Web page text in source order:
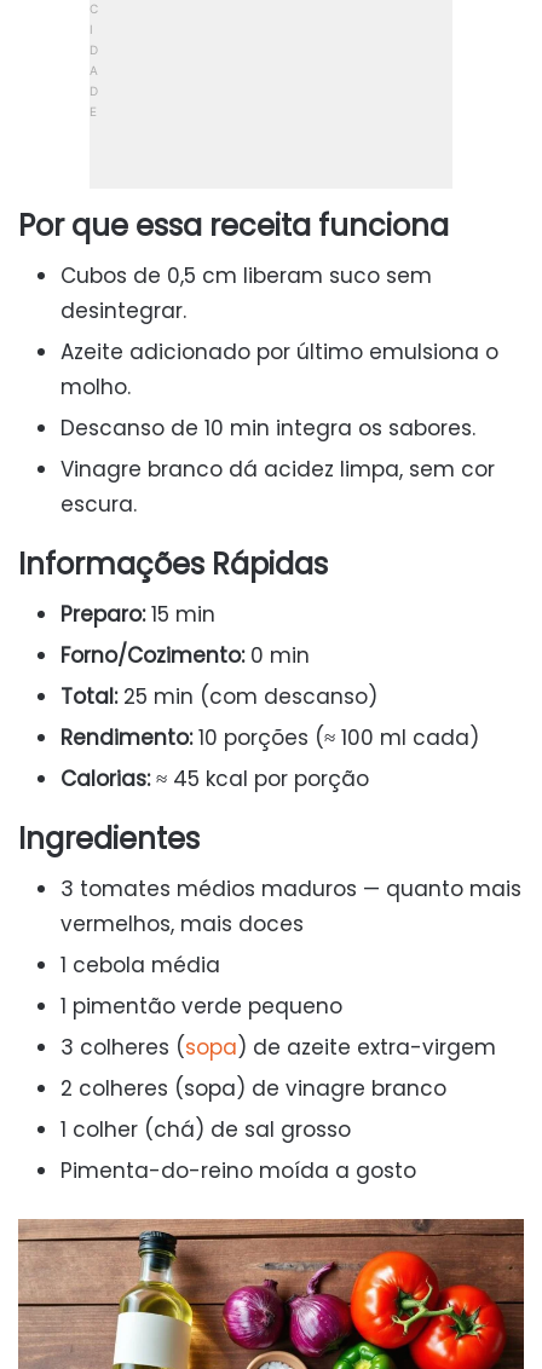
Por que essa receita funciona
Cubos de 0,5 cm liberam suco sem
desintegrar.
Azeite adicionado por último emulsiona o
molho.
Descanso de 10 min integra os sabores.
Vinagre branco dá acidez limpa, sem cor
escura.
Informações Rápidas
Preparo:15 min
Forno/Cozimento:0 min
Total:25 min (com descanso)
Rendimento:10 porções (≈ 100 ml cada)
Calorias:≈ 45 kcal por porção
Ingredientes
3 tomates médios maduros — quanto mais
vermelhos, mais doces
1 cebola média
1 pimentão verde pequeno
3 colheres (sopa) de azeite extra-virgem
2 colheres (sopa) de vinagre branco
1 colher (chá) de sal grosso
Pimenta-do-reino moída a gosto